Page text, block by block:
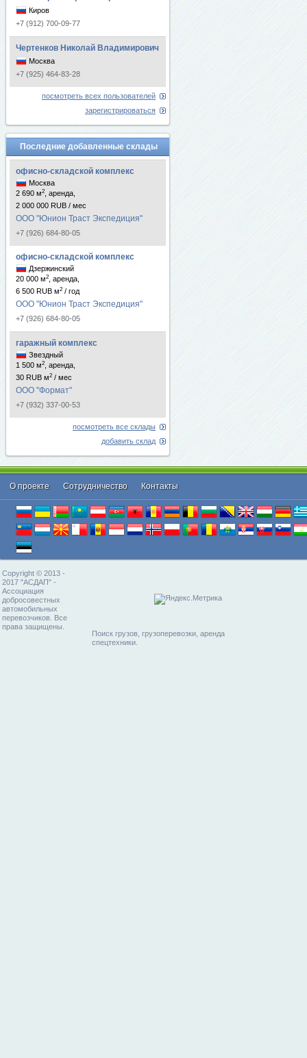
Киров
+7 (912) 700-09-77
Чертенков Николай Владимирович
Москва
+7 (925) 464-83-28
посмотреть всех пользователей
зарегистрироваться
Последние добавленные склады
офисно-складской комплекс
Москва
2 690 м2
, аренда,
2 000 000 RUB / мес
ООО "Юнион Траст Экспедиция"
+7 (926) 684-80-05
офисно-складской комплекс
Дзержинский
20 000 м2
, аренда,
6 500 RUB м2 / год
ООО "Юнион Траст Экспедиция"
+7 (926) 684-80-05
гаражный комплекс
Звездный
1 500 м2
, аренда,
30 RUB м2 / мес
ООО "Формат"
+7 (932) 337-00-53
посмотреть все склады
добавить склад
О проекте Cотрудничество Контакты
Copyright © 2013 -
2017 "АСДАП" -
Ассоциация
добросовестных
автомобильных
перевозчиков. Все
права защищены.
Поиск грузов, грузоперевозки, аренда
спецтехники.